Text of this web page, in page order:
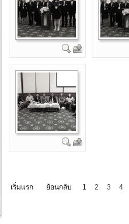
เริ่มแรก ย้อนกลับ 1 2 3 4